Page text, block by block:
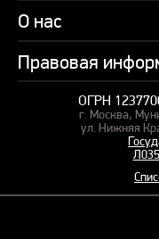
Пакетные
Профессии
Подарочные
Корпоративное
Курсы для
Пакетные
Учебник по
Банк слайдов
Вебинары
Студия дизайна
Заказать
О нас
Об академии
СМИ о нас
Правовая
Карта сайта
Оферта и лицензия
Политика
ОГРН
г. Москва,
ул. Нижняя